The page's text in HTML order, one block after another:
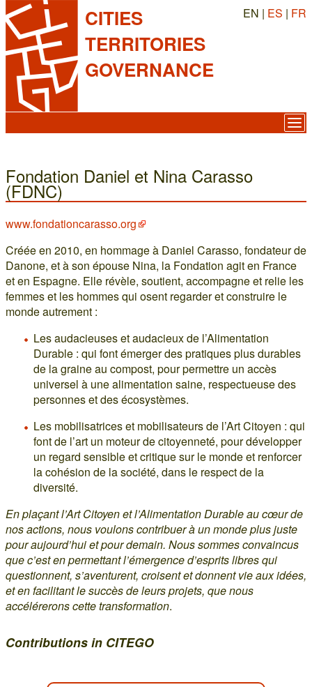
CITIES
TERRITORIES
GOVERNANCE
EN | ES | FR
Fondation Daniel et Nina Carasso
(FDNC)
www.fondationcarasso.org
Créée en 2010, en hommage à Daniel Carasso, fondateur de
Danone, et à son épouse Nina, la Fondation agit en France
et en Espagne. Elle révèle, soutient, accompagne et relie les
femmes et les hommes qui osent regarder et construire le
monde autrement :
Les audacieuses et audacieux de l’Alimentation
Durable : qui font émerger des pratiques plus durables
de la graine au compost, pour permettre un accès
universel à une alimentation saine, respectueuse des
personnes et des écosystèmes.
Les mobilisatrices et mobilisateurs de l’Art Citoyen : qui
font de l’art un moteur de citoyenneté, pour développer
un regard sensible et critique sur le monde et renforcer
la cohésion de la société, dans le respect de la
diversité.
En plaçant l’Art Citoyen et l’Alimentation Durable au cœur de
nos actions, nous voulons contribuer à un monde plus juste
pour aujourd’hui et pour demain. Nous sommes convaincus
que c’est en permettant l’émergence d’esprits libres qui
questionnent, s’aventurent, croisent et donnent vie aux idées,
et en facilitant le succès de leurs projets, que nous
accélérerons cette transformation.
Contributions in CITEGO